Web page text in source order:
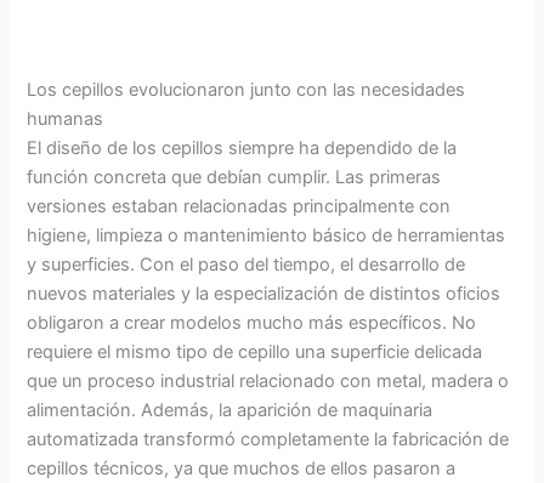
Los cepillos evolucionaron junto con las necesidades
humanas
El diseño de los cepillos siempre ha dependido de la
función concreta que debían cumplir. Las primeras
versiones estaban relacionadas principalmente con
higiene, limpieza o mantenimiento básico de herramientas
y superficies. Con el paso del tiempo, el desarrollo de
nuevos materiales y la especialización de distintos oficios
obligaron a crear modelos mucho más específicos. No
requiere el mismo tipo de cepillo una superficie delicada
que un proceso industrial relacionado con metal, madera o
alimentación. Además, la aparición de maquinaria
automatizada transformó completamente la fabricación de
cepillos técnicos, ya que muchos de ellos pasaron a